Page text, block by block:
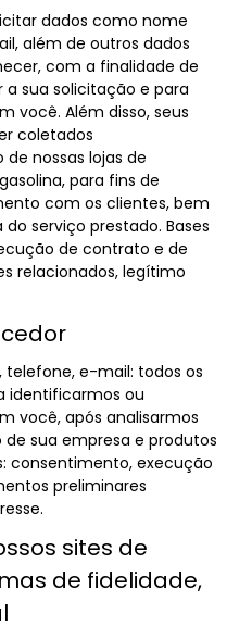
dados como nome
além de outros dados
com a finalidade de
sua solicitação e para
você. Além disso, seus
coletados
nossas lojas de
para fins de
com os clientes, bem
serviço prestado. Bases
de contrato e de
relacionados, legítimo
e-mail: todos os
identificarmos ou
você, após analisarmos
sua empresa e produtos
consentimento, execução
preliminares
sites de
de fidelidade,